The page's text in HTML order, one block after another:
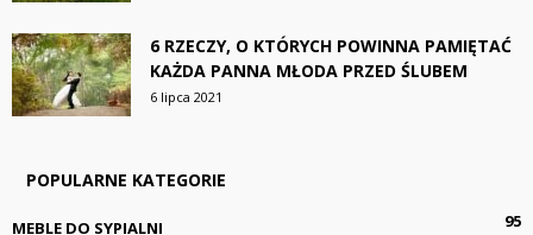
6 RZECZY, O KTÓRYCH POWINNA PAMIĘTAĆ
KAŻDA PANNA MŁODA PRZED ŚLUBEM
6 lipca 2021
POPULARNE KATEGORIE
MEBLE DO SYPIALNI
95